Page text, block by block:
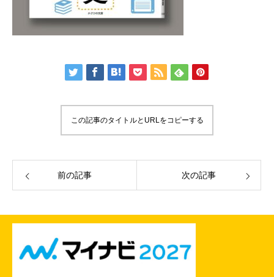
この記事のタイトルとURLをコピーする
前の記事 次の記事